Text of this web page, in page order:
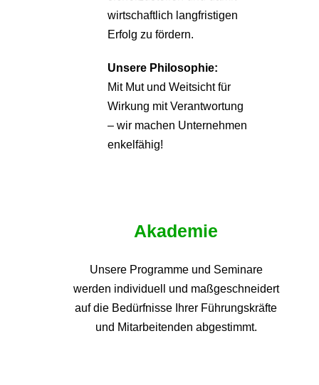
wirtschaftlich langfristigen
Erfolg zu fördern.
Unsere Philosophie:
Mit Mut und Weitsicht für
Wirkung mit Verantwortung
– wir machen Unternehmen
enkelfähig!
Akademie
Unsere Programme und Seminare
werden individuell und maßgeschneidert
auf die Bedürfnisse Ihrer Führungskräfte
und Mitarbeitenden abgestimmt.